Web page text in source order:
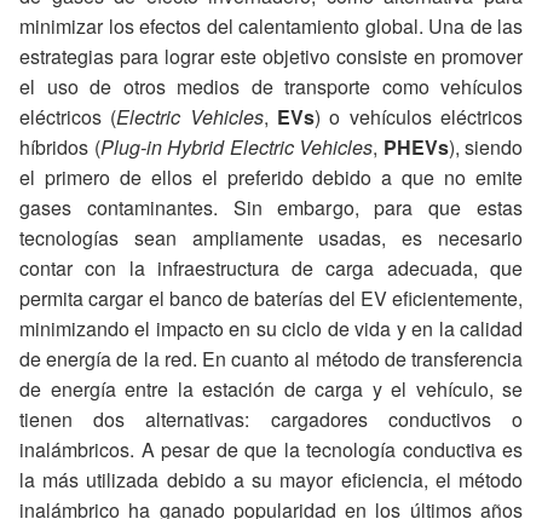
minimizar los efectos del calentamiento global. Una de las
estrategias para lograr este objetivo consiste en promover
el uso de otros medios de transporte como vehículos
eléctricos (Electric Vehicles, EVs) o vehículos eléctricos
híbridos (Plug-in Hybrid Electric Vehicles, PHEVs), siendo
el primero de ellos el preferido debido a que no emite
gases contaminantes. Sin embargo, para que estas
tecnologías sean ampliamente usadas, es necesario
contar con la infraestructura de carga adecuada, que
permita cargar el banco de baterías del EV eficientemente,
minimizando el impacto en su ciclo de vida y en la calidad
de energía de la red. En cuanto al método de transferencia
de energía entre la estación de carga y el vehículo, se
tienen dos alternativas: cargadores conductivos o
inalámbricos. A pesar de que la tecnología conductiva es
la más utilizada debido a su mayor eficiencia, el método
inalámbrico ha ganado popularidad en los últimos años